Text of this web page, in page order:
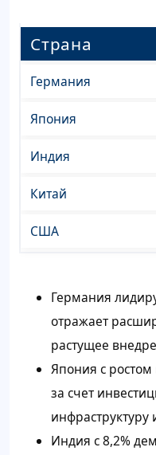
Страна
Германия
Япония
Индия
Китай
США
Германия
отражает
растущее
Япония с ростом
за счет
Индия с 8,2%